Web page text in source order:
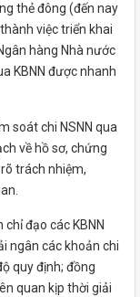
thẻ đông (đến nay
việc triển khai
hàng Nhà nước
KBNN được nhanh
soát chi NSNN qua
về hồ sơ, chứng
trách nhiệm,
đạo các KBNN
ngân các khoản chi
quy định; đồng
quan kịp thời giải